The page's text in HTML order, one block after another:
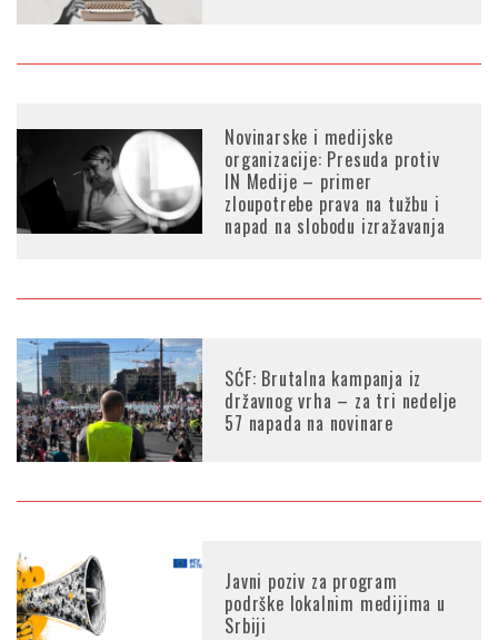
Novinarske i medijske
organizacije: Presuda protiv
IN Medije – primer
zloupotrebe prava na tužbu i
napad na slobodu izražavanja
SĆF: Brutalna kampanja iz
državnog vrha – za tri nedelje
57 napada na novinare
Javni poziv za program
podrške lokalnim medijima u
Srbiji